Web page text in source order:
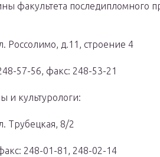
факультета последипломного
Россолимо, д.11, строение 4
57-56, факс: 248-53-21
и культурологи:
Трубецкая, 8/2
248-01-81, 248-02-14